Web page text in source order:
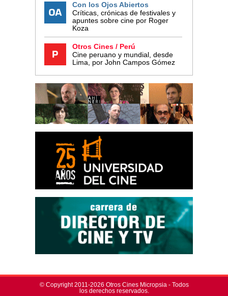
Con los Ojos Abiertos
Críticas, crónicas de festivales y
apuntes sobre cine por Roger
Koza
Otros Cines / Perú
Cine peruano y mundial, desde
Lima, por John Campos Gómez
© Copyright 2011-2026 Otros Cines Micropsia - Todos
los derechos reservados.